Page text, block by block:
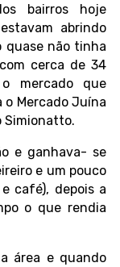
bairros hoje
abrindo
quase não tinha
cerca de 34
mercado que
o Mercado Juína
Simionatto.
e ganhava- se
e um pouco
café), depois a
o que rendia
área e quando